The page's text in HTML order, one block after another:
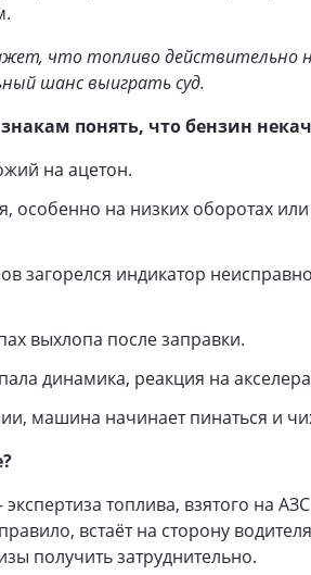
что топливо действительно
шанс выиграть суд.
понять, что бензин
на ацетон.
особенно на низких оборотах
загорелся индикатор
выхлопа после заправки.
динамика, реакция на
машина начинает пинаться и
топлива, взятого на
встаёт на сторону
получить затруднительно.